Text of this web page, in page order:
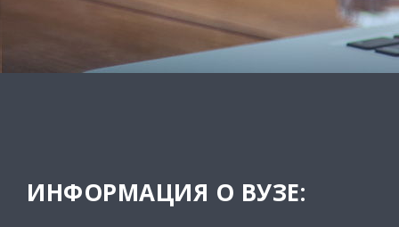
ИНФОРМАЦИЯ О ВУЗЕ: